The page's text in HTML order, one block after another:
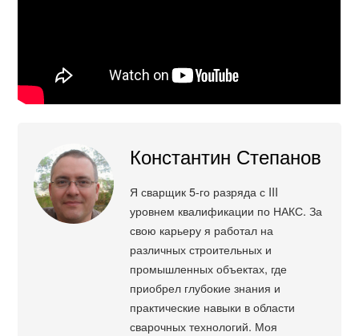
Константин Степанов
Я сварщик 5-го разряда с III
уровнем квалификации по НАКС. За
свою карьеру я работал на
различных строительных и
промышленных объектах, где
приобрел глубокие знания и
практические навыки в области
сварочных технологий. Моя